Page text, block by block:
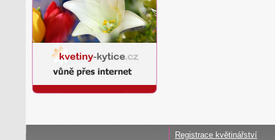
Registrace květinářství